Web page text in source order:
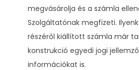
megvásárolja és a számla
Szolgáltatónak megfizeti.
részéről kiállított számla már
konstrukció egyedi jogi
információkat is.